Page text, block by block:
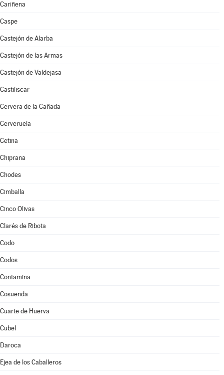
Cariñena
Caspe
Castejón de Alarba
Castejón de las Armas
Castejón de Valdejasa
Castiliscar
Cervera de la Cañada
Cerveruela
Cetina
Chiprana
Chodes
Cimballa
Cinco Olivas
Clarés de Ribota
Codo
Codos
Contamina
Cosuenda
Cuarte de Huerva
Cubel
Daroca
Ejea de los Caballeros